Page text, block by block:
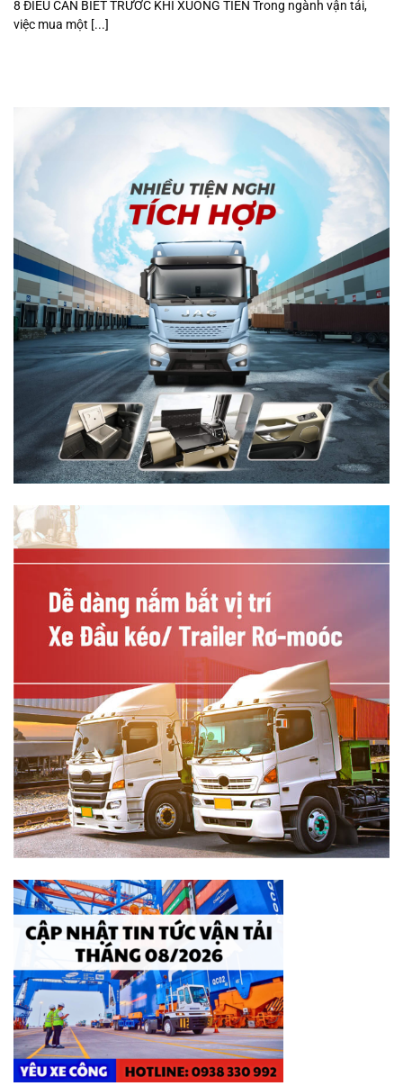
8 ĐIỀU CẦN BIẾT TRƯỚC KHI XUỐNG TIỀN Trong ngành vận tải,
việc mua một [...]